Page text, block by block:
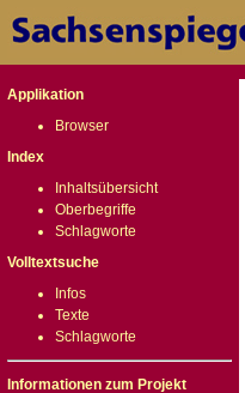
Applikation
Browser
Index
Inhaltsübersicht
Oberbegriffe
Schlagworte
Volltextsuche
Infos
Texte
Schlagworte
Informationen zum Projekt